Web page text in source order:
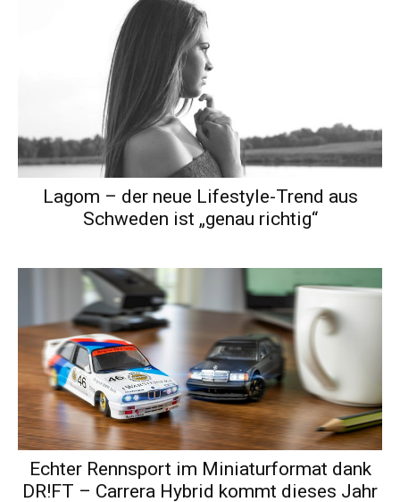
Lagom – der neue Lifestyle-Trend aus
Schweden ist „genau richtig“
Echter Rennsport im Miniaturformat dank
DR!FT – Carrera Hybrid kommt dieses Jahr